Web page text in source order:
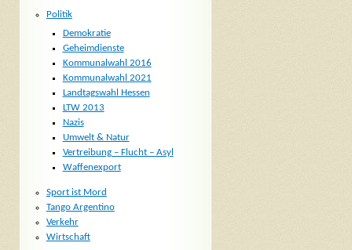
Politik
Demokratie
Geheimdienste
Kommunalwahl 2016
Kommunalwahl 2021
Landtagswahl Hessen
LTW 2013
Nazis
Umwelt & Natur
Vertreibung – Flucht – Asyl
Waffenexport
Sport ist Mord
Tango Argentino
Verkehr
Wirtschaft